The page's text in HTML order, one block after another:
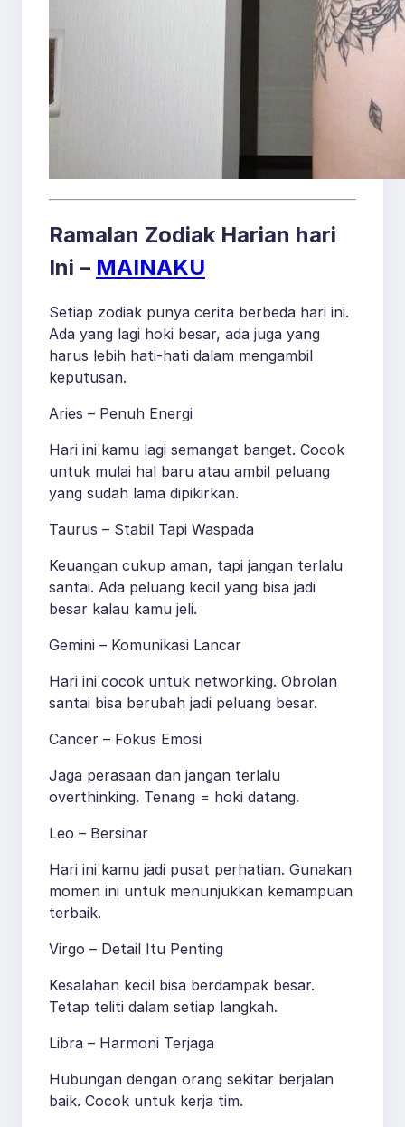
Ramalan Zodiak Harian hari
Ini – MAINAKU
Setiap zodiak punya cerita berbeda hari ini.
Ada yang lagi hoki besar, ada juga yang
harus lebih hati-hati dalam mengambil
keputusan.
Aries – Penuh Energi
Hari ini kamu lagi semangat banget. Cocok
untuk mulai hal baru atau ambil peluang
yang sudah lama dipikirkan.
Taurus – Stabil Tapi Waspada
Keuangan cukup aman, tapi jangan terlalu
santai. Ada peluang kecil yang bisa jadi
besar kalau kamu jeli.
Gemini – Komunikasi Lancar
Hari ini cocok untuk networking. Obrolan
santai bisa berubah jadi peluang besar.
Cancer – Fokus Emosi
Jaga perasaan dan jangan terlalu
overthinking. Tenang = hoki datang.
Leo – Bersinar
Hari ini kamu jadi pusat perhatian. Gunakan
momen ini untuk menunjukkan kemampuan
terbaik.
Virgo – Detail Itu Penting
Kesalahan kecil bisa berdampak besar.
Tetap teliti dalam setiap langkah.
Libra – Harmoni Terjaga
Hubungan dengan orang sekitar berjalan
baik. Cocok untuk kerja tim.